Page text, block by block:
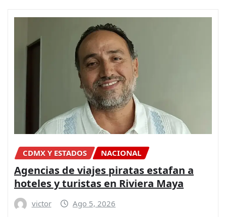
CDMX Y ESTADOS NACIONAL
Agencias de viajes piratas estafan a
hoteles y turistas en Riviera Maya
victor Ago 5, 2026